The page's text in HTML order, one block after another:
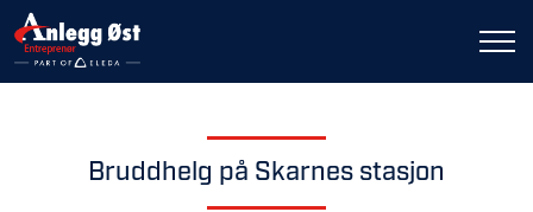
Bruddhelg på Skarnes stasjon